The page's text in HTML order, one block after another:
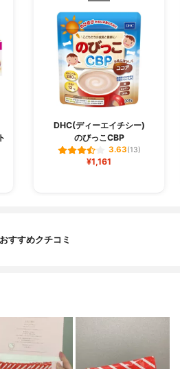
DHC(ディーエイチシー)
のびっこCBP
3.63(13)
¥1,161
すすめクチコミ